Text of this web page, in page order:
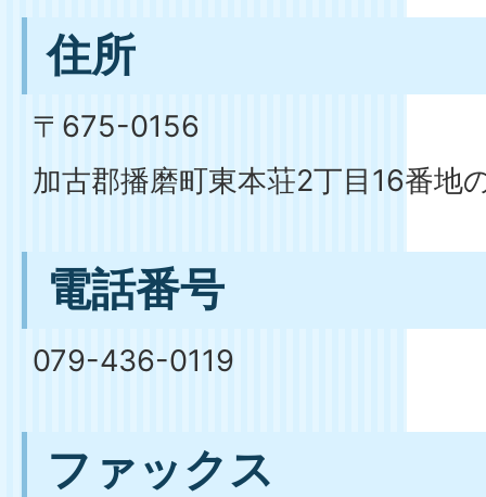
住所
〒675-0156
加古郡播磨町東本荘2丁目16番地
電話番号
079-436-0119
ファックス